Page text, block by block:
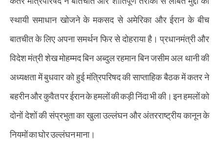
स्थायी समाधान खोजने के मकसद से अमेरिका और ईरान के बीच
बातचीत के लिए अपना समर्थन फिर से दोहराया है। प्रधानमंत्री और
विदेश मंत्री शेख मोहम्मद बिन अब्दुल रहमान बिन जसीम अल थानी की
अध्यक्षता में बुधवार को हुई मंत्रिपरिषद की साप्ताहिक बैठक में कतर ने
बहरीन और कुवैत पर ईरान के हमलों की कड़ी निंदा भी की। इन हमलों को
दोनों देशों की संप्रभुता का खुला उल्लंघन और अंतरराष्ट्रीय कानून के
नियमों का घोर उल्लंघन माना।